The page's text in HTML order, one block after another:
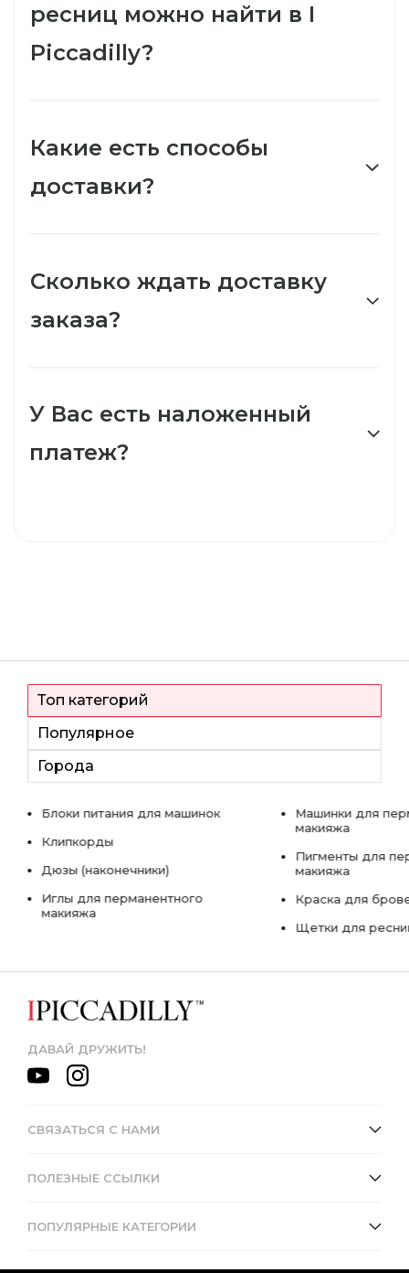
ресниц можно найти в I
Piccadilly?
Какие есть способы
доставки?
Сколько ждать доставку
заказа?
У Вас есть наложенный
платеж?
Топ категорий
Популярное
Города
Блоки питания для машинок
Клипкорды
Дюзы (наконечники)
Иглы для перманентного
макияжа
Машинки для
макияжа
Пигменты для
макияжа
Краска для
Щетки для
ДАВАЙ ДРУЖИТЬ!
СВЯЗАТЬСЯ С НАМИ
ПОЛЕЗНЫЕ ССЫЛКИ
ПОПУЛЯРНЫЕ КАТЕГОРИИ